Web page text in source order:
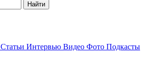
Найти
Статьи Интервью Видео Фото Подкасты